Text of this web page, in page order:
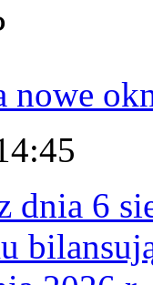
nowe
dnia 6